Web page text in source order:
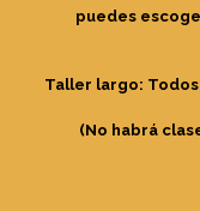
puedes
Taller largo:
(No habrá